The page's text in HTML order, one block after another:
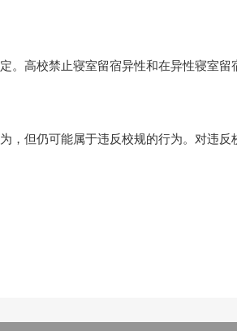
高校禁止寝室留宿异性和在异性寝室
但仍可能属于违反校规的行为。对违